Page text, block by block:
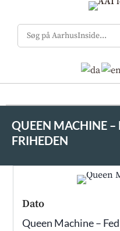
QUEEN MACHINE –
FRIHEDEN
Dato
Queen Machine –